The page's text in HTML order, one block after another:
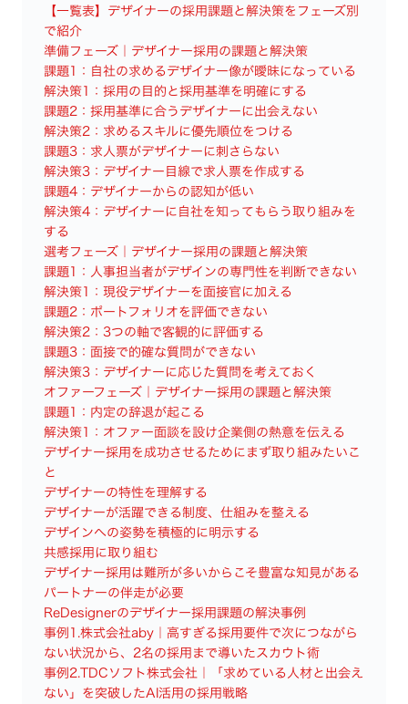
【一覧表】デザイナーの採用課題と解決策をフェーズ別
で紹介
準備フェーズ｜デザイナー採用の課題と解決策
課題1：自社の求めるデザイナー像が曖昧になっている
解決策1：採用の目的と採用基準を明確にする
課題2：採用基準に合うデザイナーに出会えない
解決策2：求めるスキルに優先順位をつける
課題3：求人票がデザイナーに刺さらない
解決策3：デザイナー目線で求人票を作成する
課題4：デザイナーからの認知が低い
解決策4：デザイナーに自社を知ってもらう取り組みを
する
選考フェーズ｜デザイナー採用の課題と解決策
課題1：人事担当者がデザインの専門性を判断できない
解決策1：現役デザイナーを面接官に加える
課題2：ポートフォリオを評価できない
解決策2：3つの軸で客観的に評価する
課題3：面接で的確な質問ができない
解決策3：デザイナーに応じた質問を考えておく
オファーフェーズ｜デザイナー採用の課題と解決策
課題1：内定の辞退が起こる
解決策1：オファー面談を設け企業側の熱意を伝える
デザイナー採用を成功させるためにまず取り組みたいこ
と
デザイナーの特性を理解する
デザイナーが活躍できる制度、仕組みを整える
デザインへの姿勢を積極的に明示する
共感採用に取り組む
デザイナー採用は難所が多いからこそ豊富な知見がある
パートナーの伴走が必要
ReDesignerのデザイナー採用課題の解決事例
事例1.株式会社aby｜高すぎる採用要件で次につながら
ない状況から、2名の採用まで導いたスカウト術
事例2.TDCソフト株式会社｜「求めている人材と出会え
ない」を突破したAI活用の採用戦略